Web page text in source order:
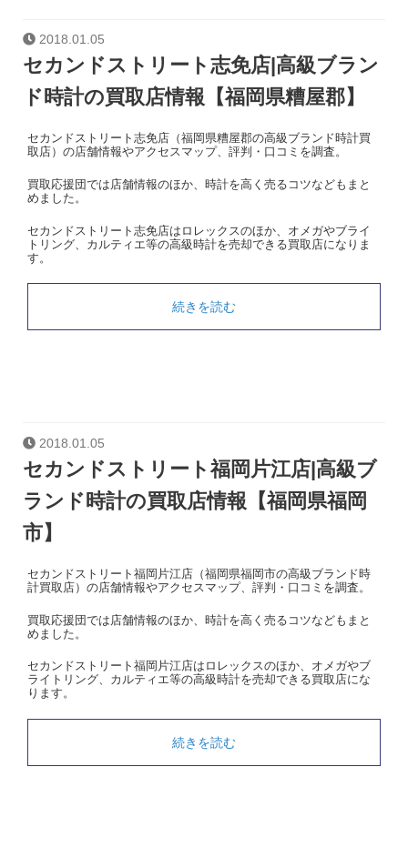
2018.01.05
セカンドストリート志免店|高級ブラン
ド時計の買取店情報【福岡県糟屋郡】
セカンドストリート志免店（福岡県糟屋郡の高級ブランド時計買
取店）の店舗情報やアクセスマップ、評判・口コミを調査。
買取応援団では店舗情報のほか、時計を高く売るコツなどもまと
めました。
セカンドストリート志免店はロレックスのほか、オメガやブライ
トリング、カルティエ等の高級時計を売却できる買取店になりま
す。
続きを読む
2018.01.05
セカンドストリート福岡片江店|高級ブ
ランド時計の買取店情報【福岡県福岡
市】
セカンドストリート福岡片江店（福岡県福岡市の高級ブランド時
計買取店）の店舗情報やアクセスマップ、評判・口コミを調査。
買取応援団では店舗情報のほか、時計を高く売るコツなどもまと
めました。
セカンドストリート福岡片江店はロレックスのほか、オメガやブ
ライトリング、カルティエ等の高級時計を売却できる買取店にな
ります。
続きを読む